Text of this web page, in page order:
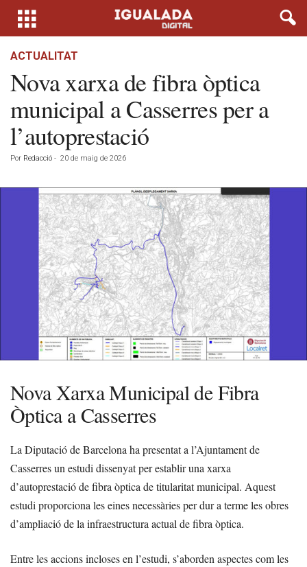
ACTUALITAT
Nova xarxa de fibra òptica
municipal a Casserres per a
l’autoprestació
Por Redacció - 20 de maig de 2026
Nova Xarxa Municipal de Fibra
Òptica a Casserres
La Diputació de Barcelona ha presentat a l’Ajuntament de
Casserres un estudi dissenyat per establir una xarxa
d’autoprestació de fibra òptica de titularitat municipal. Aquest
estudi proporciona les eines necessàries per dur a terme les obres
d’ampliació de la infraestructura actual de fibra òptica.
Entre les accions incloses en l’estudi, s’aborden aspectes com les